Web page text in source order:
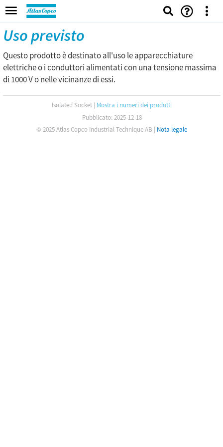
Uso previsto
Questo prodotto è destinato all'uso le apparecchiature
elettriche o i conduttori alimentati con una tensione massima
di 1000 V o nelle vicinanze di essi.
Isolated Socket | Mostra i numeri dei prodotti
Pubblicato: 2025-12-18
© 2025 Atlas Copco Industrial Technique AB | Nota legale